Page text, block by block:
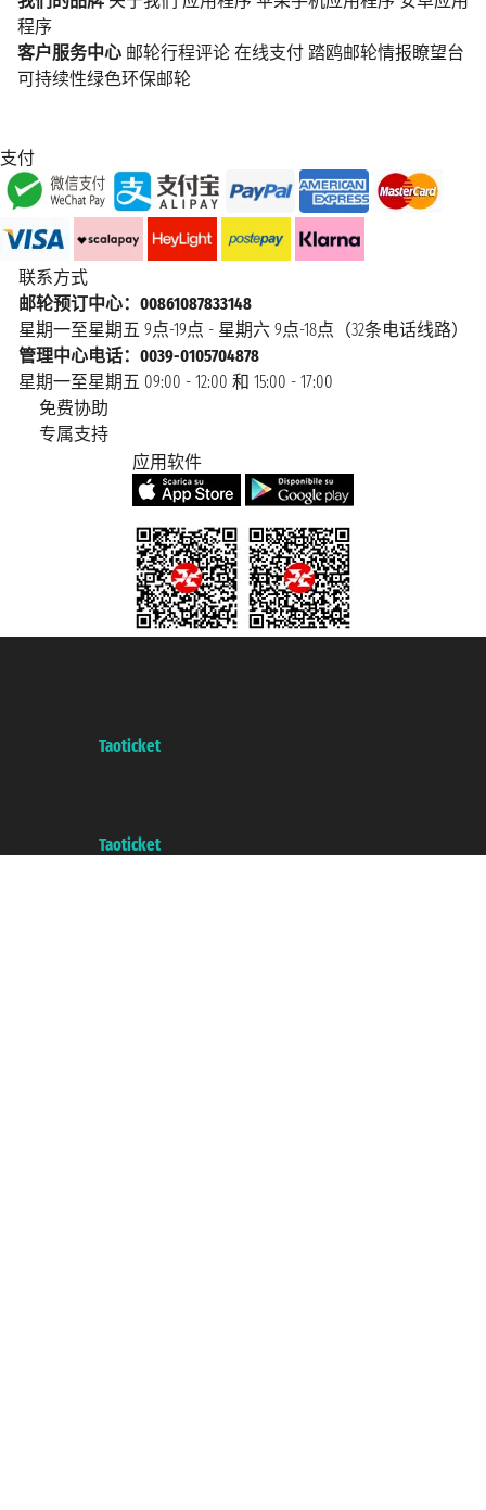
程序
客户服务中心 邮轮行程评论 在线支付 踏鸥邮轮情报瞭望台
可持续性绿色环保邮轮
支付
联系方式
邮轮预订中心：00861087833148
星期一至星期五 9点-19点 - 星期六 9点-18点（32条电话线路）
管理中心电话：0039-0105704878
星期一至星期五 09:00 - 12:00 和 15:00 - 17:00
免费协助
专属支持
应用软件
Taoticket
Taoticket